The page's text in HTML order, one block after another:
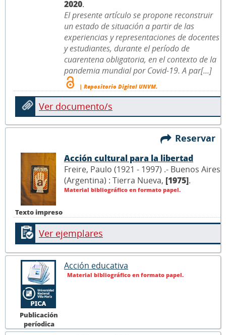
2020.
El presente artículo se propone reconstruir
un estado de situación a partir de las
experiencias y representaciones de docentes
y estudiantes, durante el período de
cuarentena obligatoria, en el contexto de la
pandemia mundial por Covid-19. A par[...]
| Repositorio Digital UNVM.
Ver documento/s
Reservar
Texto impreso
Acción cultural para la libertad
Freire, Paulo (1921 - 1997) .- Buenos Aires
(Argentina) : Tierra Nueva, [1975].
Material bibliográfico en formato papel.
Ver ejemplares
Publicación
períodica
Acción educativa
Material bibliográfico en formato papel.